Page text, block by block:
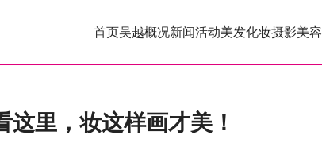
首页吴越概况新闻活动美发化妆摄影美容
这里，妆这样画才美！